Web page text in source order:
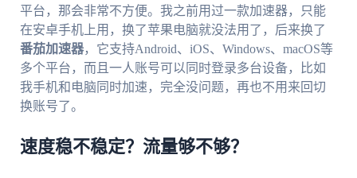
平台，那会非常不方便。我之前用过一款加速器，只能
在安卓手机上用，换了苹果电脑就没法用了，后来换了
番茄加速器，它支持Android、iOS、Windows、macOS等
多个平台，而且一人账号可以同时登录多台设备，比如
我手机和电脑同时加速，完全没问题，再也不用来回切
换账号了。
速度稳不稳定？流量够不够？